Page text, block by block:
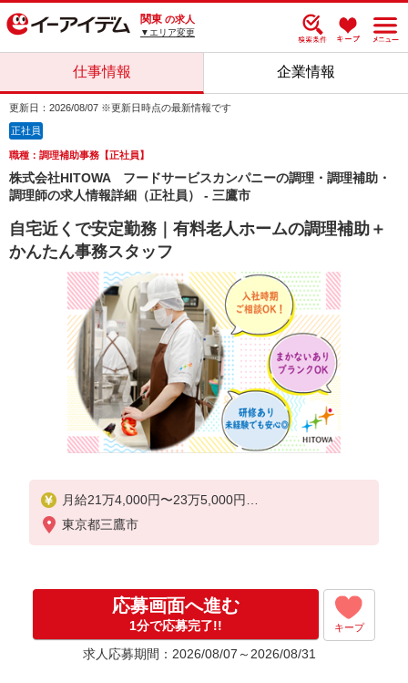
関東 の求人
▼エリア変更
仕事情報 企業情報
更新日：2026/08/07 ※更新日時点の最新情報です
正社員
職種：調理補助事務【正社員】
株式会社HITOWA フードサービスカンパニーの調理・調理補助・
調理師の求人情報詳細（正社員） - 三鷹市
自宅近くで安定勤務｜有料老人ホームの調理補助＋
かんたん事務スタッフ
月給21万4,000円〜23万5,000円
※給与は経験や前職給与に応じて決定します。
東京都三鷹市
応募画面へ進む
1分で応募完了!! キープ
求人応募期間：2026/08/07～2026/08/31